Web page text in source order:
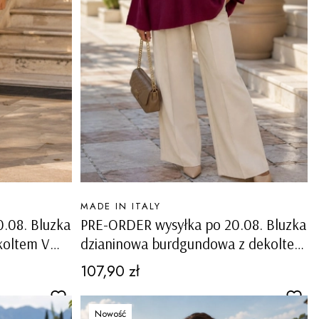
Bluzka
V
PRE-ORDER wysyłka po 20.08. Bluzka
dzianinowa burdgundowa z dekoltem
V przeszyciem na rękawie i motywem
liścia Ligosullo
PRODUCENT
MADE IN ITALY
Cena
107,90 zł
Nowość